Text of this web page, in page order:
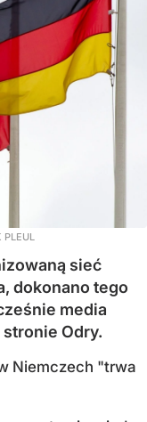
PLEUL
sieć
dokonano tego
media
Odry.
Niemczech "trwa